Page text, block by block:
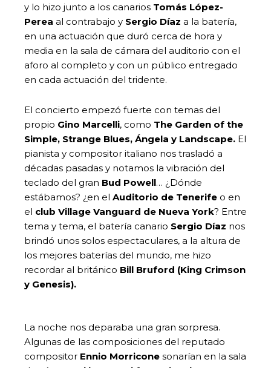
y lo hizo junto a los canarios Tomás López-
Perea al contrabajo y Sergio Díaz a la batería,
en una actuación que duró cerca de hora y
media en la sala de cámara del auditorio con el
aforo al completo y con un público entregado
en cada actuación del tridente.
El concierto empezó fuerte con temas del
propio Gino Marcelli, como The Garden of the
Simple, Strange Blues, Ángela y Landscape. El
pianista y compositor italiano nos trasladó a
décadas pasadas y notamos la vibración del
teclado del gran Bud Powell… ¿Dónde
estábamos? ¿en el Auditorio de Tenerife o en
el club Village Vanguard de Nueva York? Entre
tema y tema, el batería canario Sergio Díaz nos
brindó unos solos espectaculares, a la altura de
los mejores baterías del mundo, me hizo
recordar al británico Bill Bruford (King Crimson
y Genesis).
La noche nos deparaba una gran sorpresa.
Algunas de las composiciones del reputado
compositor Ennio Morricone sonarían en la sala